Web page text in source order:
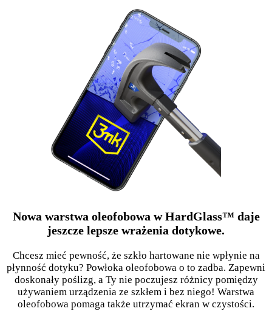
Nowa warstwa oleofobowa w HardGlass™ daje
jeszcze lepsze wrażenia dotykowe.
Chcesz mieć pewność, że szkło hartowane nie wpłynie na
płynność dotyku? Powłoka oleofobowa o to zadba. Zapewni
doskonały poślizg, a Ty nie poczujesz różnicy pomiędzy
używaniem urządzenia ze szkłem i bez niego! Warstwa
oleofobowa pomaga także utrzymać ekran w czystości.